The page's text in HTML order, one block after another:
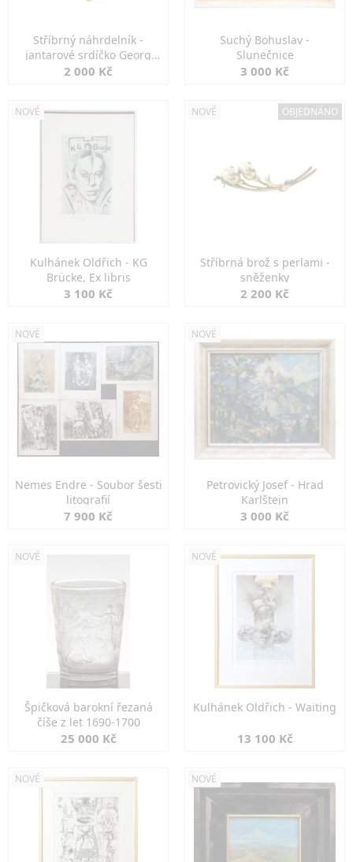
Stříbrný náhrdelník -
jantarové srdíčko Georg
Kramer
2 000 Kč
Suchý Bohuslav -
Slunečnice
3 000 Kč
NOVÉ
Kulhánek Oldřich - KG
Brücke, Ex libris
3 100 Kč
NOVÉ OBJEDNÁNO
Stříbrná brož s perlami -
sněženky
2 200 Kč
NOVÉ
Nemes Endre - Soubor šesti
litografií
7 900 Kč
NOVÉ
Petrovický Josef - Hrad
Karlštejn
3 000 Kč
NOVÉ
Špičková barokní řezaná
číše z let 1690-1700
25 000 Kč
NOVÉ
Kulhánek Oldřich - Waiting
13 100 Kč
NOVÉ NOVÉ